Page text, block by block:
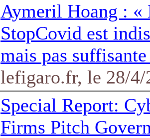
Aymeril Hoang : «
StopCovid est
mais pas
lefigaro.fr, le 28/4/
Special Report:
Firms Pitch